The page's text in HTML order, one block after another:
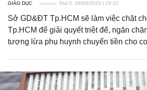
GIÁO DỤC Thứ 5, 09/03/2023 | 19:10
Sở GD&ĐT Tp.HCM sẽ làm việc chặt
Tp.HCM để giải quyết triệt để, ngăn
tượng lừa phụ huynh chuyển tiền cho